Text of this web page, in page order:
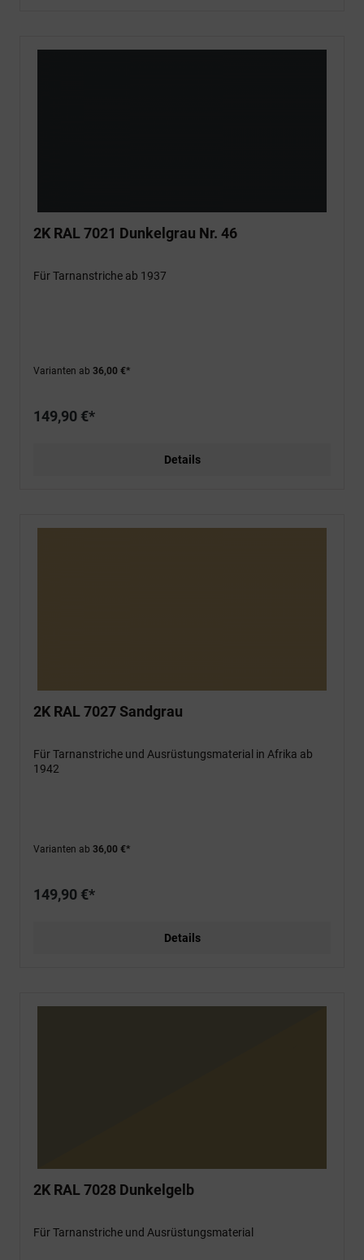
2K RAL 7021 Dunkelgrau Nr. 46
Für Tarnanstriche ab 1937
Varianten ab 36,00 €*
149,90 €*
Details
2K RAL 7027 Sandgrau
Für Tarnanstriche und Ausrüstungsmaterial in Afrika ab
1942
Varianten ab 36,00 €*
149,90 €*
Details
2K RAL 7028 Dunkelgelb
Für Tarnanstriche und Ausrüstungsmaterial